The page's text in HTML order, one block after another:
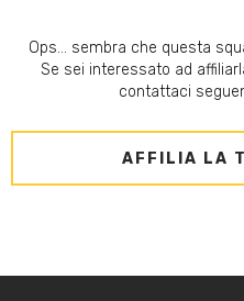
Ops... sembra che questa
Se sei interessato ad
contattaci
AFFILIA LA